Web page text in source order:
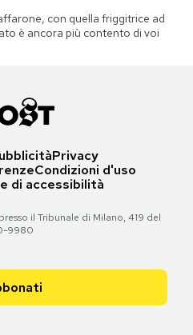
con quella friggitrice ad
è ancora più contento di voi
Privacy
Condizioni d'uso
di accessibilità
il Tribunale di Milano, 419 del
9980